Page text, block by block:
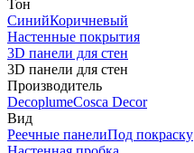
Тон
СинийКоричневый
Настенные покрытия
3D панели для стен
3D панели для стен
Производитель
DecoplumeCosca Decor
Вид
Реечные панелиПод покраску